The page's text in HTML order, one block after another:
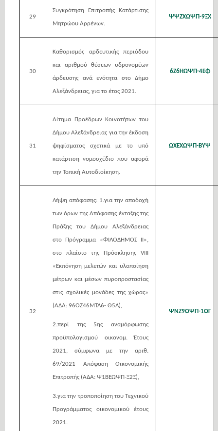
29
Συγκρότηση Επιτροπής Κατάρτισης
Μητρώου Αρρένων.
ΨΨΖΧΩΨΠ-9ΞΧ
30
Καθορισμός αρδευτικής περιόδου
και αριθμού θέσεων υδρονομέων
άρδευσης ανά ενότητα στο Δήμο
Αλεξάνδρειας, για το έτος 2021.
6Ζ6ΗΩΨΠ-4ΕΦ
31
Αίτημα Προέδρων Κοινοτήτων του
Δήμου Αλεξάνδρειας για την έκδοση
ψηφίσματος σχετικά με το υπό
κατάρτιση νομοσχέδιο που αφορά
την Τοπική Αυτοδιοίκηση.
ΩΧΕΧΩΨΠ-ΒΥΨ
32
Λήψη απόφασης: 1.για την αποδοχή
των όρων της Απόφασης ένταξης της
Πράξης του Δήμου Αλεξάνδρειας
στο Πρόγραμμα «ΦΙΛΟΔΗΜΟΣ ΙΙ»,
στο πλαίσιο της Πρόσκλησης VIII
«Εκπόνηση μελετών και υλοποίηση
μέτρων και μέσων πυροπροστασίας
στις σχολικές μονάδες της χώρας»
(ΑΔΑ: 96ΟΖ46ΜΤΛ6- Θ5Λ),
2.περί της 5ης αναμόρφωσης
προϋπολογισμού οικονομ. Έτους
2021, σύμφωνα με την αριθ.
69/2021 Απόφαση Οικονομικής
Επιτροπής (ΑΔΑ: Ψ1ΒΕΩΨΠ-Ξ2Ξ),
3.για την τροποποίηση του Τεχνικού
Προγράμματος οικονομικού έτους
2021.
ΨΝΖ9ΩΨΠ-1ΩΓ